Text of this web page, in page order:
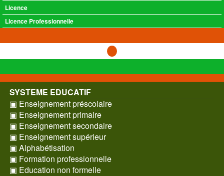
Licence
Licence Professionnelle
SYSTEME EDUCATIF
▣ Enseignement préscolaire
▣ Enseignement primaire
▣ Enseignement secondaire
▣ Enseignement supérieur
▣ Alphabétisation
▣ Formation professionnelle
▣ Education non formelle